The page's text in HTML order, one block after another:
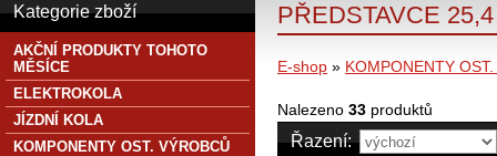
PŘEDSTAVCE 25,4
E-shop » KOMPONENTY
Nalezeno 33 produktů
Řazení:
Kategorie zboží
AKČNÍ PRODUKTY TOHOTO
MĚSÍCE
ELEKTROKOLA
JÍZDNÍ KOLA
KOMPONENTY OST. VÝROBCŮ